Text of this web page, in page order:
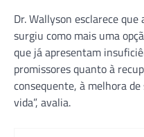
Dr. Wallyson esclarece
surgiu como mais uma
que já apresentam
promissores quanto à
consequente, à melhora
vida”, avalia.